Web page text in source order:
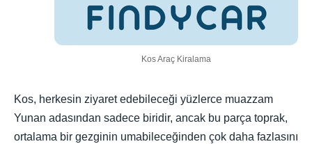
Kos Araç Kiralama
Kos, herkesin ziyaret edebileceği yüzlerce muazzam
Yunan adasından sadece biridir, ancak bu parça toprak,
ortalama bir gezginin umabileceğinden çok daha fazlasını